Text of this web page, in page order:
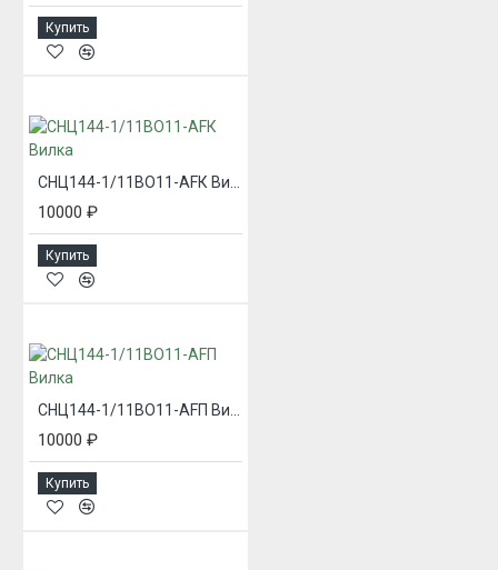
Купить
СНЦ144-1/11ВО11-AFК Вилка
10000 ₽
Купить
10000 ₽
Купить